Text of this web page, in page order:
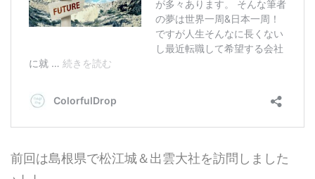
前回は島根県で松江城＆出雲大社を訪問しました